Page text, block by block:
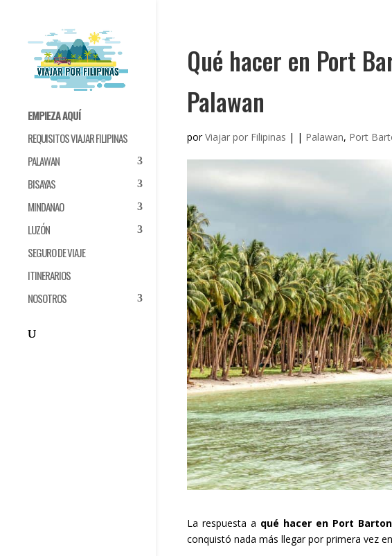
EMPIEZA AQUÍ
REQUISITOS VIAJAR FILIPINAS
PALAWAN
BISAYAS
MINDANAO
LUZÓN
SEGURO DE VIAJE
ITINERARIOS
NOSOTROS
Qué hacer en Port
Palawan
porViajar por Filipinas | | Palawan, Port
La respuesta a qué hacer en Port Barton
conquistó nada más llegar por primera vez